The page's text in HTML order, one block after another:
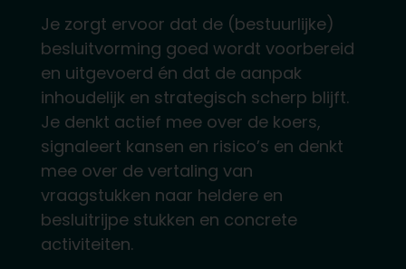
Je zorgt ervoor dat de (bestuurlijke)
besluitvorming goed wordt voorbereid
en uitgevoerd én dat de aanpak
inhoudelijk en strategisch scherp blijft.
Je denkt actief mee over de koers,
signaleert kansen en risico’s en denkt
mee over de vertaling van
vraagstukken naar heldere en
besluitrijpe stukken en concrete
activiteiten.